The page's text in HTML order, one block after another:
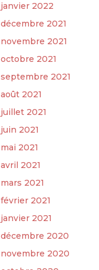
janvier 2022
décembre 2021
novembre 2021
octobre 2021
septembre 2021
août 2021
juillet 2021
juin 2021
mai 2021
avril 2021
mars 2021
février 2021
janvier 2021
décembre 2020
novembre 2020